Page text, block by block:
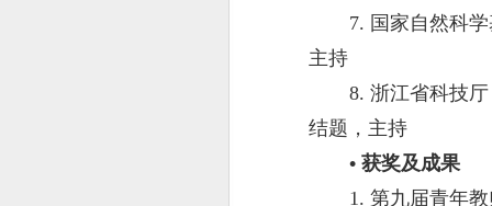
7. 国家自然科
主持
8. 浙江省科技
结题，主持
•获奖及成果
1. 第九届青年